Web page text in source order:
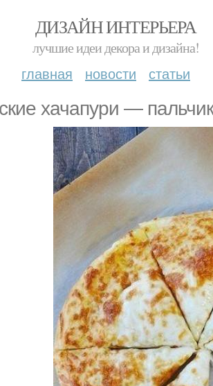
ДИЗАЙН ИНТЕРЬЕРА
лучшие идеи декора и дизайна!
главная новости статьи
хачапури —